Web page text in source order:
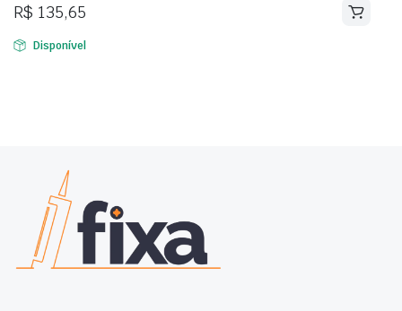
R$ 135,65
Disponível